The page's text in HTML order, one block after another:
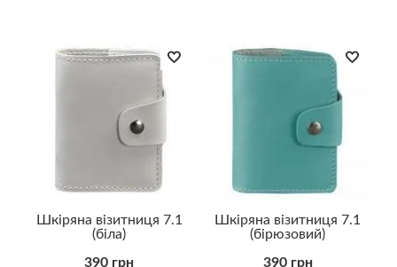
Шкіряна візитниця 7.1
(біла)
390 грн
Шкіряна візитниця 7.1
(бірюзовий)
390 грн